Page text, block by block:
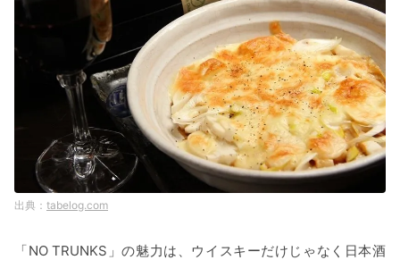
tabelog.com
「NO TRUNKS」の魅力は、ウイスキーだけじゃなく日本酒